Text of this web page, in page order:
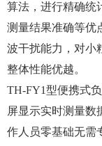
算法，进行精确统
测量结果准确等优
波干扰能力，对小
整体性能优越。
TH-FY1型便携式
屏显示实时测量数
作人员零基础无需